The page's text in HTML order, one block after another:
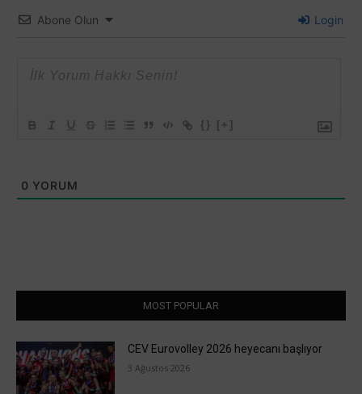
Abone Olun Login
{} [+]
0 YORUM
MOST POPULAR
CEV Eurovolley 2026 heyecanı başlıyor
3 Ağustos 2026